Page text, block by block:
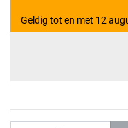
Geldig tot en met 12